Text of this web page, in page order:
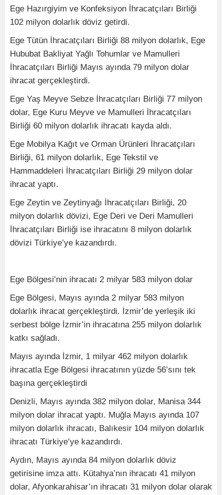
Ege Hazırgiyim ve Konfeksiyon İhracatçıları Birliği
102 milyon dolarlık döviz getirdi.
Ege Tütün İhracatçıları Birliği 88 milyon dolarlık, Ege
Hububat Bakliyat Yağlı Tohumlar ve Mamulleri
İhracatçıları Birliği Mayıs ayında 79 milyon dolar
ihracat gerçekleştirdi.
Ege Yaş Meyve Sebze İhracatçıları Birliği 77 milyon
dolar, Ege Kuru Meyve ve Mamulleri İhracatçıları
Birliği 60 milyon dolarlık ihracatı kayda aldı.
Ege Mobilya Kağıt ve Orman Ürünleri İhracatçıları
Birliği, 61 milyon dolarlık, Ege Tekstil ve
Hammaddeleri İhracatçıları Birliği 29 milyon dolar
ihracat yaptı.
Ege Zeytin ve Zeytinyağı İhracatçıları Birliği, 20
milyon dolarlık dövizi, Ege Deri ve Deri Mamulleri
İhracatçıları Birliği ise ihracatını 8 milyon dolarlık
dövizi Türkiye’ye kazandırdı.
Ege Bölgesi’nin ihracatı 2 milyar 583 milyon dolar
Ege Bölgesi, Mayıs ayında 2 milyar 583 milyon
dolarlık ihracat gerçekleştirdi. İzmir’de yerleşik iki
serbest bölge İzmir’in ihracatına 255 milyon dolarlık
katkı sağladı.
Mayıs ayında İzmir, 1 milyar 462 milyon dolarlık
ihracatla Ege Bölgesi ihracatının yüzde 56’sını tek
başına gerçekleştirdi
Denizli, Mayıs ayında 382 milyon dolar, Manisa 344
milyon dolar ihracat yaptı. Muğla Mayıs ayında 107
milyon dolarlık ihracatı, Balıkesir 104 milyon dolarlık
ihracatı Türkiye’ye kazandırdı.
Aydın, Mayıs ayında 84 milyon dolarlık döviz
getirisine imza attı. Kütahya’nın ihracatı 41 milyon
dolar, Afyonkarahisar’ın ihracatı 31 milyon dolar olarak